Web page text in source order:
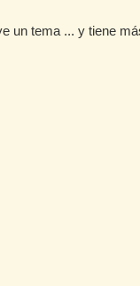
un tema ... y tiene